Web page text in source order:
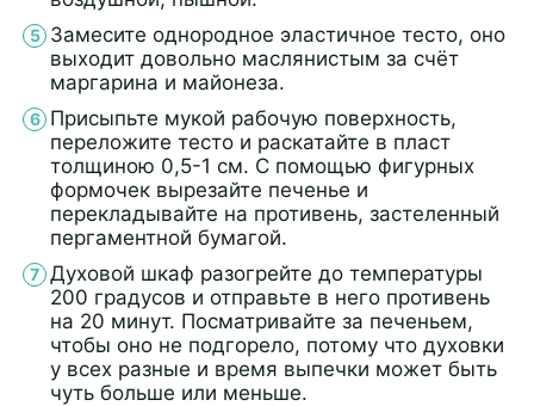
Замесите однородное эластичное тесто, оно
выходит довольно маслянистым за счёт
маргарина и майонеза.
Присыпьте мукой рабочую поверхность,
переложите тесто и раскатайте в пласт
толщиною 0,5-1 см. С помощью фигурных
формочек вырезайте печенье и
перекладывайте на противень, застеленный
пергаментной бумагой.
Духовой шкаф разогрейте до температуры
200 градусов и отправьте в него противень
на 20 минут. Посматривайте за печеньем,
чтобы оно не подгорело, потому что духовки
у всех разные и время выпечки может быть
чуть больше или меньше.